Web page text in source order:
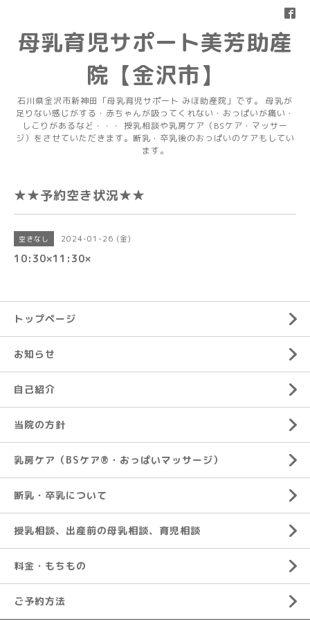
母乳育児サポート美芳助産
院【金沢市】
石川県金沢市新神田「母乳育児サポート みほ助産院」です。 母乳が
足りない感じがする・赤ちゃんが吸ってくれない・おっぱいが痛い・
しこりがあるなど・・・ 授乳相談や乳房ケア（BSケア・マッサー
ジ）をさせていただきます。断乳・卒乳後のおっぱいのケアもしてい
ます。
★★予約空き状況★★
空きなし 2024-01-26 (金)
10:30×11:30×
トップページ
お知らせ
自己紹介
当院の方針
乳房ケア（BSケア®︎・おっぱいマッサージ）
断乳・卒乳について
授乳相談、出産前の母乳相談、育児相談
料金・もちもの
ご予約方法